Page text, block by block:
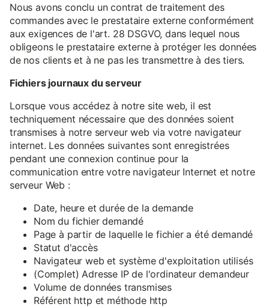
Nous avons conclu un contrat de traitement des
commandes avec le prestataire externe conformément
aux exigences de l'art. 28 DSGVO, dans lequel nous
obligeons le prestataire externe à protéger les données
de nos clients et à ne pas les transmettre à des tiers.
Fichiers journaux du serveur
Lorsque vous accédez à notre site web, il est
techniquement nécessaire que des données soient
transmises à notre serveur web via votre navigateur
internet. Les données suivantes sont enregistrées
pendant une connexion continue pour la
communication entre votre navigateur Internet et notre
serveur Web :
Date, heure et durée de la demande
Nom du fichier demandé
Page à partir de laquelle le fichier a été demandé
Statut d'accès
Navigateur web et système d'exploitation utilisés
(Complet) Adresse IP de l'ordinateur demandeur
Volume de données transmises
Référent http et méthode http